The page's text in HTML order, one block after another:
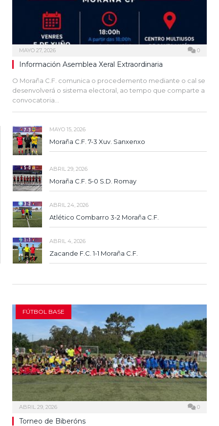
MAYO 27, 2026 0
Información Asemblea Xeral Extraordinaria
O Moraña C.F. comunica o procedemento mediante o cal se
desenvolverá o sistema electoral, ao tempo que comparte a
convocatoria…
MAYO 15, 2026
Moraña C.F. 7-3 Xuv. Sanxenxo
ABRIL 29, 2026
Moraña C.F. 5-0 S.D. Romay
ABRIL 24, 2026
Atlético Combarro 3-2 Moraña C.F.
ABRIL 4, 2026
Zacande F.C. 1-1 Moraña C.F.
FÚTBOL BASE
ABRIL 29, 2026 0
Torneo de Biberóns